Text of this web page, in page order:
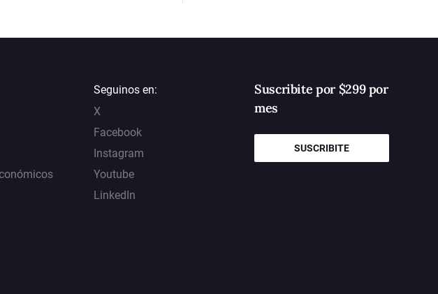
Seguinos en:
X
Facebook
Instagram
Youtube
LinkedIn
Suscribite por $299 por
mes
SUSCRIBITE